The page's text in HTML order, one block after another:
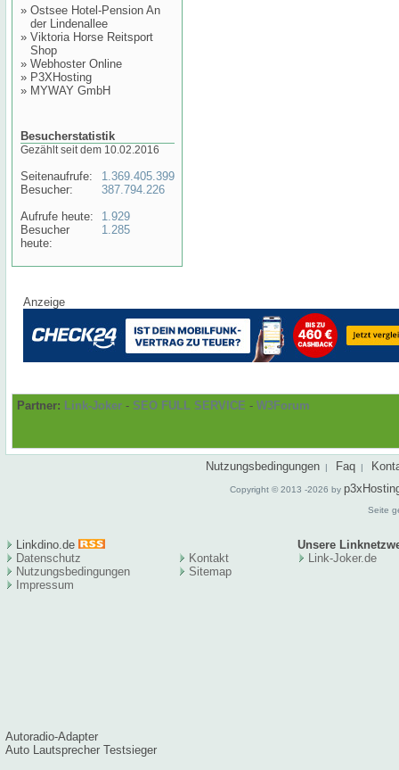
» Ostsee Hotel-Pension An
der Lindenallee
» Viktoria Horse Reitsport
Shop
» Webhoster Online
» P3XHosting
» MYWAY GmbH
Besucherstatistik
Gezählt seit dem 10.02.2016
Seitenaufrufe:
Besucher:
Aufrufe heute:
Besucher
heute:
1.369.405.399
387.794.226
1.929
1.285
Anzeige
Partner: Link-Joker - SEO FULL SERVICE - W3Forum
Nutzungsbedingungen | Faq |
Copyright © 2013 -2026 by
Seite
Linkdino.de
Unsere
Datenschutz
Nutzungsbedingungen
Impressum
Kontakt
Sitemap
Link-Joker.de
Autoradio-Adapter
Auto Lautsprecher Testsieger